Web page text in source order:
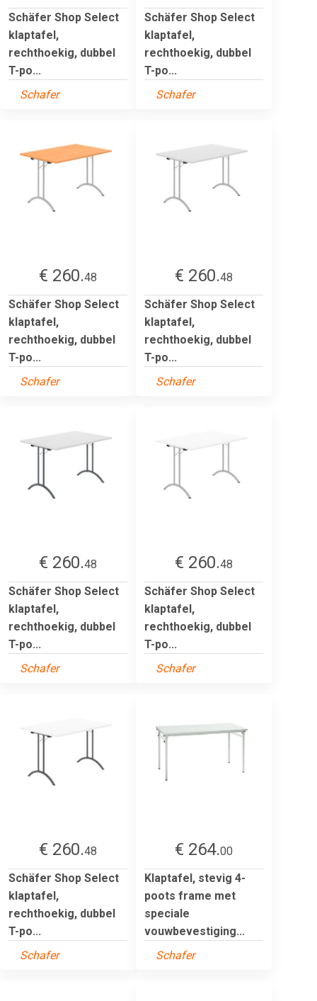
Schäfer Shop Select
klaptafel,
rechthoekig, dubbel
T-po...
Schafer
Schäfer Shop Select
klaptafel,
rechthoekig, dubbel
T-po...
Schafer
€ 260.48
Schäfer Shop Select
klaptafel,
rechthoekig, dubbel
T-po...
Schafer
€ 260.48
Schäfer Shop Select
klaptafel,
rechthoekig, dubbel
T-po...
Schafer
€ 260.48
Schäfer Shop Select
klaptafel,
rechthoekig, dubbel
T-po...
Schafer
€ 260.48
Schäfer Shop Select
klaptafel,
rechthoekig, dubbel
T-po...
Schafer
€ 260.48
Schäfer Shop Select
klaptafel,
rechthoekig, dubbel
T-po...
Schafer
€ 264.00
Klaptafel, stevig 4-
poots frame met
speciale
vouwbevestiging...
Schafer